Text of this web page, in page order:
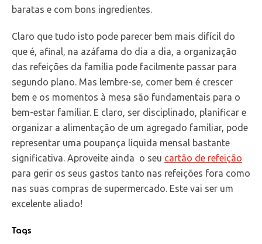
baratas e com bons ingredientes.
Claro que tudo isto pode parecer bem mais difícil do
que é, afinal, na azáfama do dia a dia, a organização
das refeições da família pode facilmente passar para
segundo plano. Mas lembre-se, comer bem é crescer
bem e os momentos à mesa são fundamentais para o
bem-estar familiar. E claro, ser disciplinado, planificar e
organizar a alimentação de um agregado familiar, pode
representar uma poupança líquida mensal bastante
significativa. Aproveite ainda o seu cartão de refeição
para gerir os seus gastos tanto nas refeições fora como
nas suas compras de supermercado. Este vai ser um
excelente aliado!
Tags